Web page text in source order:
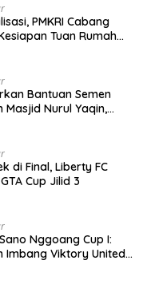
PMKRI Cabang
Tuan Rumah
Bantuan Semen
Masjid Nurul Yaqin,
di Final, Liberty FC
Cup Jilid 3
Nggoang Cup I:
Imbang Viktory United